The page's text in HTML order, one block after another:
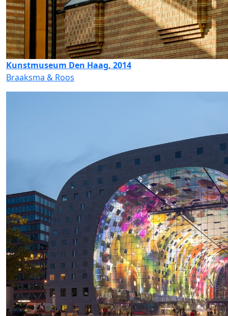
Kunstmuseum Den Haag, 2014
Braaksma & Roos